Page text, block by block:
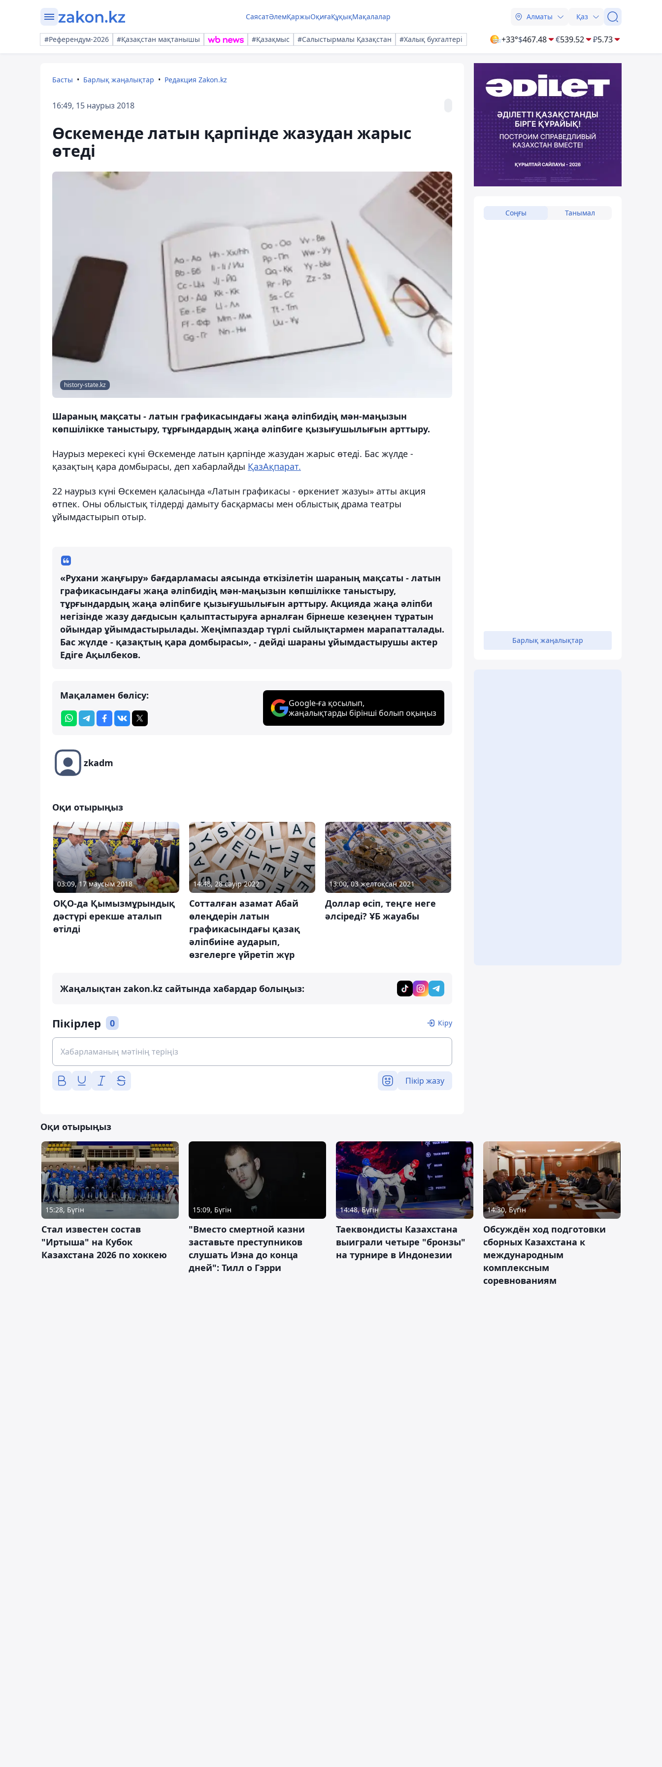
СаясатӘлемҚаржыОқиғаҚұқықМақалалар Алматы Қаз
#Референдум-2026 #Қазақстан мақтанышы #Қазақмыс #Салыстырмалы Қазақстан #Халық бухгалтері +33°$467.48 €539.52 ₽5.73
Басты Барлық жаңалықтар Редакция Zakon.kz
16:49, 15 наурыз 2018
Өскеменде латын қарпінде жазудан жарыс
өтеді
history-state.kz
Шараның мақсаты - латын графикасындағы жаңа әліпбидің мән-маңызын
көпшілікке таныстыру, тұрғындардың жаңа әліпбиге қызығушылығын арттыру.
Наурыз мерекесі күні Өскеменде латын қарпінде жазудан жарыс өтеді. Бас жүлде -
қазақтың қара домбырасы, деп хабарлайды ҚазАқпарат.
22 наурыз күні Өскемен қаласында «Латын графикасы - өркениет жазуы» атты акция
өтпек. Оны облыстық тілдерді дамыту басқармасы мен облыстық драма театры
ұйымдастырып отыр.
«Рухани жаңғыру» бағдарламасы аясында өткізілетін шараның мақсаты - латын
графикасындағы жаңа әліпбидің мән-маңызын көпшілікке таныстыру,
тұрғындардың жаңа әліпбиге қызығушылығын арттыру. Акцияда жаңа әліпби
негізінде жазу дағдысын қалыптастыруға арналған бірнеше кезеңнен тұратын
ойындар ұйымдастырылады. Жеңімпаздар түрлі сыйлықтармен марапатталады.
Бас жүлде - қазақтың қара домбырасы», - дейді шараны ұйымдастырушы актер
Едіге Ақылбеков.
Мақаламен бөлісу:
Google-ға қосылып,
жаңалықтарды бірінші болып оқыңыз
zkadm
Оқи отырыңыз
03:09, 17 маусым 2018
ОҚО-да Қымызмұрындық
дәстүрі ерекше аталып
өтілді
14:48, 28 сәуір 2022
Сотталған азамат Абай
өлеңдерін латын
графикасындағы қазақ
әліпбиіне аударып,
өзгелерге үйретіп жүр
13:00, 03 желтоқсан 2021
Доллар өсіп, теңге неге
әлсіреді? ҰБ жауабы
Жаңалықтан zakon.kz сайтында хабардар болыңыз:
Пікірлер 0 Кіру
Пікір жазу
Соңғы Танымал
Барлық жаңалықтар
Оқи отырыңыз
15:28, Бүгін
Стал известен состав
"Иртыша" на Кубок
Казахстана 2026 по хоккею
15:09, Бүгін
"Вместо смертной казни
заставьте преступников
слушать Иэна до конца
дней": Тилл о Гэрри
14:48, Бүгін
Таеквондисты Казахстана
выиграли четыре "бронзы"
на турнире в Индонезии
14:30, Бүгін
Обсуждён ход подготовки
сборных Казахстана к
международным
комплексным
соревнованиям